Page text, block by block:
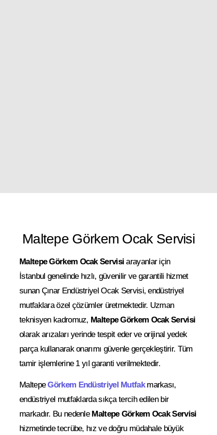
Maltepe Görkem Ocak Servisi
Maltepe Görkem Ocak Servisi arayanlar için
İstanbul genelinde hızlı, güvenilir ve garantili hizmet
sunan Çınar Endüstriyel Ocak Servisi, endüstriyel
mutfaklara özel çözümler üretmektedir. Uzman
teknisyen kadromuz, Maltepe Görkem Ocak Servisi
olarak arızaları yerinde tespit eder ve orijinal yedek
parça kullanarak onarımı güvenle gerçekleştirir. Tüm
tamir işlemlerine 1 yıl garanti verilmektedir.
MaltepeGörkem Endüstriyel Mutfakmarkası,
endüstriyel mutfaklarda sıkça tercih edilen bir
markadır. Bu nedenle Maltepe Görkem Ocak Servisi
hizmetinde tecrübe, hız ve doğru müdahale büyük